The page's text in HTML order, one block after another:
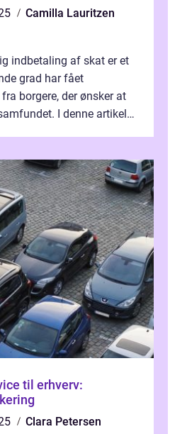
Camilla Lauritzen
indbetaling af skat er et
grad har fået
borgere, der ønsker at
I denne artikel
til erhverv:
Clara Petersen